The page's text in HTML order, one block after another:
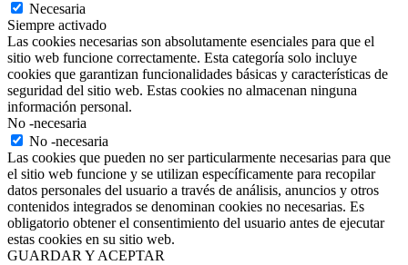
Necesaria
Siempre activado
Las cookies necesarias son absolutamente esenciales para que el
sitio web funcione correctamente. Esta categoría solo incluye
cookies que garantizan funcionalidades básicas y características de
seguridad del sitio web. Estas cookies no almacenan ninguna
información personal.
No -necesaria
No -necesaria
Las cookies que pueden no ser particularmente necesarias para que
el sitio web funcione y se utilizan específicamente para recopilar
datos personales del usuario a través de análisis, anuncios y otros
contenidos integrados se denominan cookies no necesarias. Es
obligatorio obtener el consentimiento del usuario antes de ejecutar
estas cookies en su sitio web.
GUARDAR Y ACEPTAR